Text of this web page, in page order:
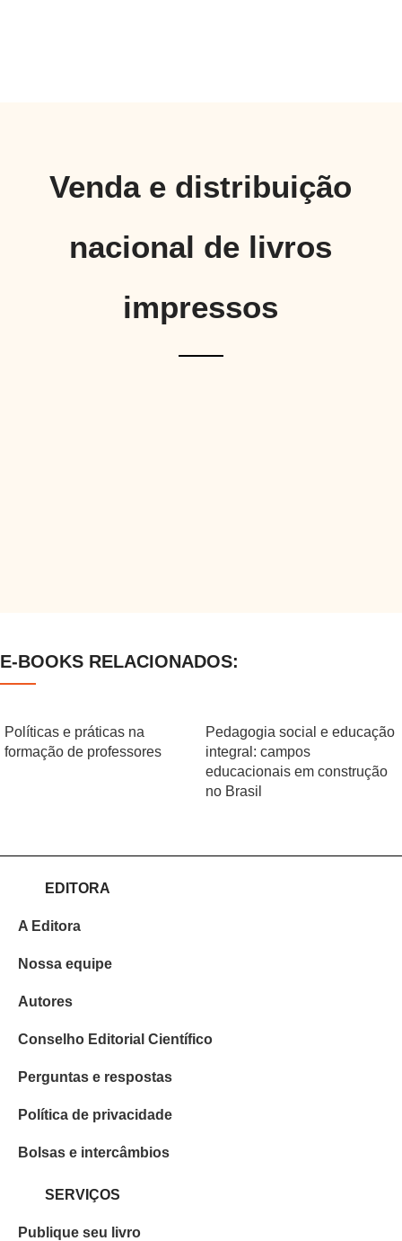
Venda e distribuição
nacional de livros
impressos
E-BOOKS RELACIONADOS:
Políticas e práticas na
formação de professores
Pedagogia social e educação
integral: campos
educacionais em construção
no Brasil
EDITORA
A Editora
Nossa equipe
Autores
Conselho Editorial Científico
Perguntas e respostas
Política de privacidade
Bolsas e intercâmbios
SERVIÇOS
Publique seu livro